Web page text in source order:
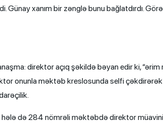
xanım bir zənglə bunu bağlatdırdı.
direktor açıq şəkildə bəyan edir ki,
onunla məktəb kreslosunda selfi çəkdirərək
də 284 nömrəli məktəbdə direktor